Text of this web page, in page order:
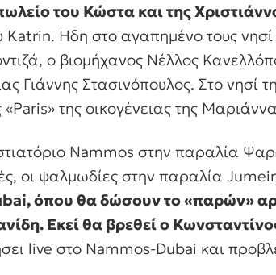
του Κώστα και της
Katrin. Ηδη στο αγαπημένο τους
ο βιομήχανος Νέλλος
Γιάννης Στασινόπουλος. Στο νησί
της οικογένειας της
Nammos στην παραλία
οι ψαλμωδίες στην παραλία
όπου θα δώσουν το «παρών»
Εκεί θα βρεθεί ο
live στο Nammos-Dubai και